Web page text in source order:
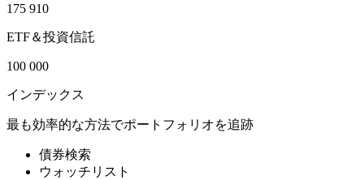
175 910
ETF＆投資信託
100 000
インデックス
最も効率的な方法でポートフォリオを追跡
債券検索
ウォッチリスト